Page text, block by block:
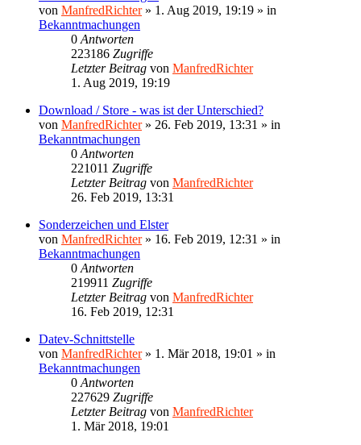
von ManfredRichter» 1. Aug 2019, 19:19 » in
Bekanntmachungen
0 Antworten
223186 Zugriffe
Letzter Beitrag von ManfredRichter
1. Aug 2019, 19:19
Download / Store - was ist der Unterschied?
von ManfredRichter» 26. Feb 2019, 13:31 » in
Bekanntmachungen
0 Antworten
221011 Zugriffe
Letzter Beitrag von ManfredRichter
26. Feb 2019, 13:31
Sonderzeichen und Elster
von ManfredRichter» 16. Feb 2019, 12:31 » in
Bekanntmachungen
0 Antworten
219911 Zugriffe
Letzter Beitrag von ManfredRichter
16. Feb 2019, 12:31
Datev-Schnittstelle
von ManfredRichter» 1. Mär 2018, 19:01 » in
Bekanntmachungen
0 Antworten
227629 Zugriffe
Letzter Beitrag von ManfredRichter
1. Mär 2018, 19:01